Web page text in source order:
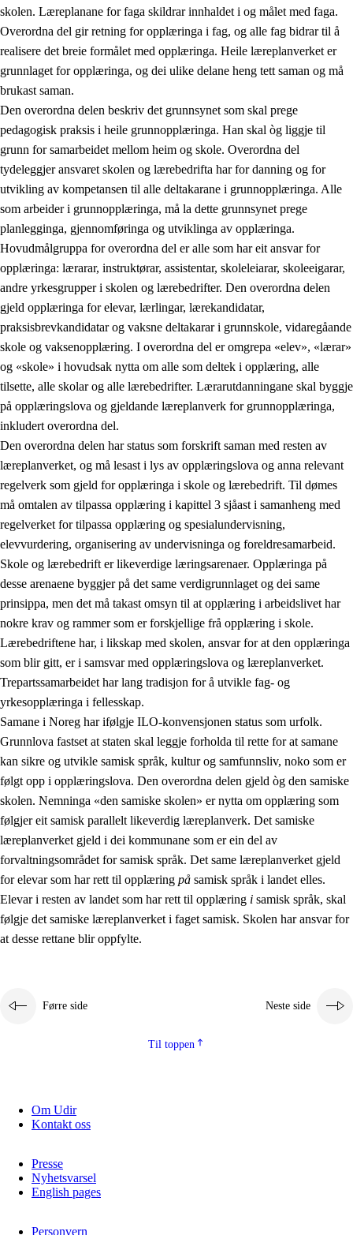
skolen. Læreplanane for faga skildrar innhaldet i og målet med faga.
Overordna del gir retning for opplæringa i fag, og alle fag bidrar til å
realisere det breie formålet med opplæringa. Heile læreplanverket er
grunnlaget for opplæringa, og dei ulike delane heng tett saman og må
brukast saman.
Den overordna delen beskriv det grunnsynet som skal prege
pedagogisk praksis i heile grunnopplæringa. Han skal òg liggje til
grunn for samarbeidet mellom heim og skole. Overordna del
tydeleggjer ansvaret skolen og lærebedrifta har for danning og for
utvikling av kompetansen til alle deltakarane i grunnopplæringa. Alle
som arbeider i grunnopplæringa, må la dette grunnsynet prege
planlegginga, gjennomføringa og utviklinga av opplæringa.
Hovudmålgruppa for overordna del er alle som har eit ansvar for
opplæringa: lærarar, instruktørar, assistentar, skoleleiarar, skoleeigarar,
andre yrkesgrupper i skolen og lærebedrifter. Den overordna delen
gjeld opplæringa for elevar, lærlingar, lærekandidatar,
praksisbrevkandidatar og vaksne deltakarar i grunnskole, vidaregåande
skole og vaksenopplæring. I overordna del er omgrepa «elev», «lærar»
og «skole» i hovudsak nytta om alle som deltek i opplæring, alle
tilsette, alle skolar og alle lærebedrifter. Lærarutdanningane skal byggje
på opplæringslova og gjeldande læreplanverk for grunnopplæringa,
inkludert overordna del.
Den overordna delen har status som forskrift saman med resten av
læreplanverket, og må lesast i lys av opplæringslova og anna relevant
regelverk som gjeld for opplæringa i skole og lærebedrift. Til dømes
må omtalen av tilpassa opplæring i kapittel 3 sjåast i samanheng med
regelverket for tilpassa opplæring og spesialundervisning,
elevvurdering, organisering av undervisninga og foreldresamarbeid.
Skole og lærebedrift er likeverdige læringsarenaer. Opplæringa på
desse arenaene byggjer på det same verdigrunnlaget og dei same
prinsippa, men det må takast omsyn til at opplæring i arbeidslivet har
nokre krav og rammer som er forskjellige frå opplæring i skole.
Lærebedriftene har, i likskap med skolen, ansvar for at den opplæringa
som blir gitt, er i samsvar med opplæringslova og læreplanverket.
Trepartssamarbeidet har lang tradisjon for å utvikle fag- og
yrkesopplæringa i fellesskap.
Samane i Noreg har ifølgje ILO-konvensjonen status som urfolk.
Grunnlova fastset at staten skal leggje forholda til rette for at samane
kan sikre og utvikle samisk språk, kultur og samfunnsliv, noko som er
følgt opp i opplæringslova. Den overordna delen gjeld òg den samiske
skolen. Nemninga «den samiske skolen» er nytta om opplæring som
følgjer eit samisk parallelt likeverdig læreplanverk. Det samiske
læreplanverket gjeld i dei kommunane som er ein del av
forvaltningsområdet for samisk språk. Det same læreplanverket gjeld
for elevar som har rett til opplæring på samisk språk i landet elles.
Elevar i resten av landet som har rett til opplæring i samisk språk, skal
følgje det samiske læreplanverket i faget samisk. Skolen har ansvar for
at desse rettane blir oppfylte.
Førre side Neste side
Til toppen
Om Udir
Kontakt oss
Presse
Nyhetsvarsel
English pages
Personvern